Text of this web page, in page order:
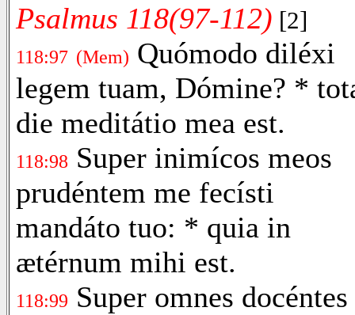
Psalmus 118(97-112) [2]
118:97 (Mem) Quómodo diléxi
legem tuam, Dómine? *
die meditátio mea est.
118:98 Super inimícos meos
prudéntem me fecísti
mandáto tuo: * quia in
ætérnum mihi est.
118:99 Super omnes docéntes